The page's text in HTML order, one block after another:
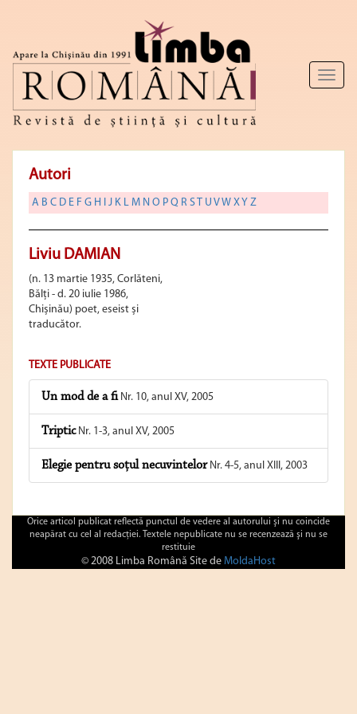
Toggle
Autori
A B C D E F G H I J K L M N O P Q R S T U VW X Y Z
Liviu DAMIAN
(n. 13 martie 1935, Corlăteni,
Bălți - d. 20 iulie 1986,
Chișinău) poet, eseist și
traducător.
TEXTE PUBLICATE
Un mod de a fiNr. 10, anul XV, 2005
TripticNr. 1-3, anul XV, 2005
Elegie pentru soţul necuvintelorNr. 4-5, anul XIII, 2003
Orice articol publicat reflectă punctul de vedere al autorului şi nu coincide
neapărat cu cel al redacţiei. Textele nepublicate nu se recenzează şi nu se
restituie
© 2008 Limba Română Site de MoldaHost